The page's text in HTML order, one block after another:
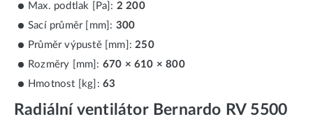
Max. podtlak [Pa]: 2 200
Sací průměr [mm]: 300
Průměr výpustě [mm]:250
Rozměry [mm]: 670 × 610 × 800
Hmotnost [kg]: 63
Radiální ventilátor Bernardo RV 5500